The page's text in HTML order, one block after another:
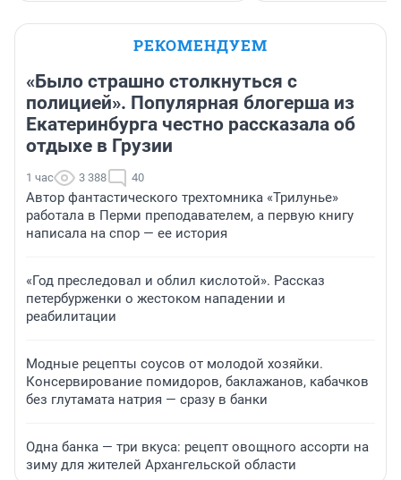
РЕКОМЕНДУЕМ
«Было страшно столкнуться с
полицией». Популярная блогерша из
Екатеринбурга честно рассказала об
отдыхе в Грузии
1 час 3 388 40
Автор фантастического трехтомника «Трилунье»
работала в Перми преподавателем, а первую книгу
написала на спор — ее история
«Год преследовал и облил кислотой». Рассказ
петербурженки о жестоком нападении и
реабилитации
Модные рецепты соусов от молодой хозяйки.
Консервирование помидоров, баклажанов, кабачков
без глутамата натрия — сразу в банки
Одна банка — три вкуса: рецепт овощного ассорти на
зиму для жителей Архангельской области